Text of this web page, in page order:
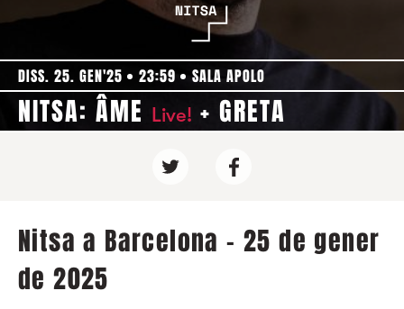
DISS. 25. GEN'25 23:59 SALA APOLO
NITSA: ÂME Live! + GRETA
Nitsa a Barcelona - 25 de gener
de 2025